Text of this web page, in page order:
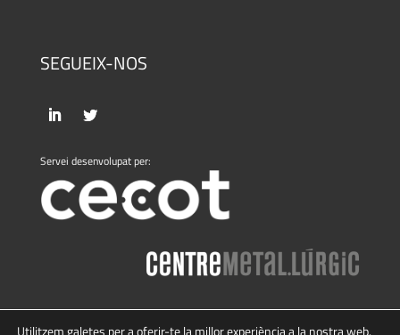
SEGUEIX-NOS
Servei desenvolupat per:
Utilitzem galetes per a oferir-te la millor experiència a la nostra web.